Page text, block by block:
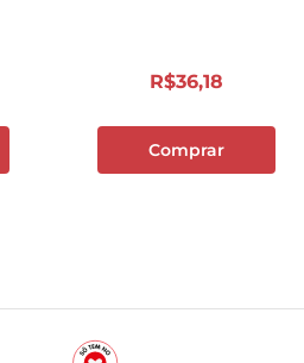
R$36,18
Comprar